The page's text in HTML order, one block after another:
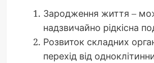
Зародження життя –
надзвичайно рідкісна
Розвиток складних
перехід від